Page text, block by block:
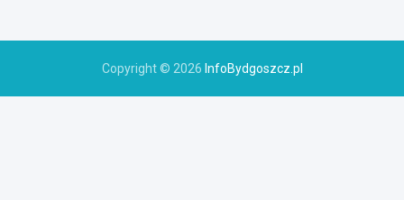
Copyright © 2026 InfoBydgoszcz.pl